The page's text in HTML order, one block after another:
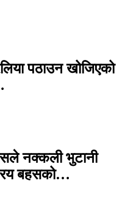
पठाउन खोजिएको
नक्कली भुटानी
बहसको…